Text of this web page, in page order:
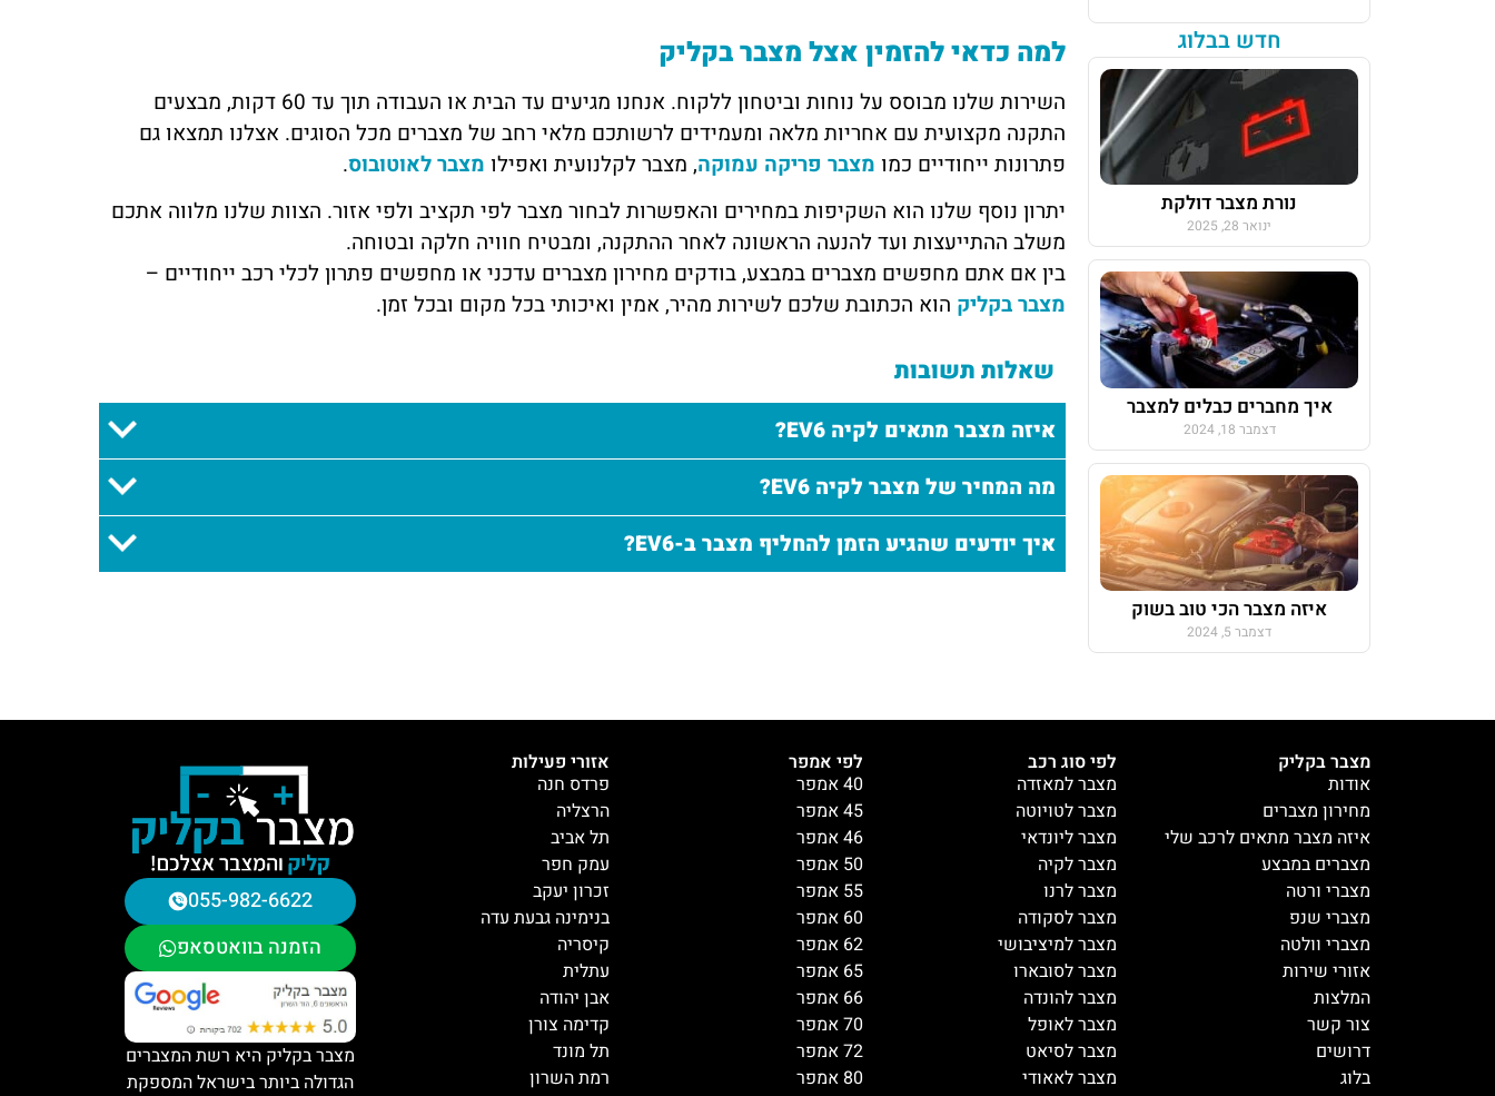
חדש בבלוג
נורת מצבר דולקת
ינואר 28, 2025
איך מחברים כבלים למצבר
דצמבר 18, 2024
איזה מצבר הכי טוב בשוק
דצמבר 5, 2024
למה כדאי להזמין אצל מצבר בקליק
השירות שלנו מבוסס על נוחות וביטחון ללקוח. אנחנו מגיעים עד הבית או העבודה תוך עד 60 דקות, מבצעים
התקנה מקצועית עם אחריות מלאה ומעמידים לרשותכם מלאי רחב של מצברים מכל הסוגים. אצלנו תמצאו גם
פתרונות ייחודיים כמו מצבר פריקה עמוקה, מצבר לקלנועית ואפילו מצבר לאוטובוס.
יתרון נוסף שלנו הוא השקיפות במחירים והאפשרות לבחור מצבר לפי תקציב ולפי אזור. הצוות שלנו מלווה אתכם
משלב ההתייעצות ועד להנעה הראשונה לאחר ההתקנה, ומבטיח חוויה חלקה ובטוחה.
בין אם אתם מחפשים מצברים במבצע, בודקים מחירון מצברים עדכני או מחפשים פתרון לכלי רכב ייחודיים –
מצבר בקליק הוא הכתובת שלכם לשירות מהיר, אמין ואיכותי בכל מקום ובכל זמן.
שאלות תשובות
איזה מצבר מתאים לקיה EV6?
מה המחיר של מצבר לקיה EV6?
איך יודעים שהגיע הזמן להחליף מצבר ב-EV6?
מצבר בקליק
אודות
מחירון מצברים
איזה מצבר מתאים לרכב שלי
מצברים במבצע
מצברי ורטה
מצברי שנפ
מצברי וולטה
אזורי שירות
המלצות
צור קשר
דרושים
בלוג
לפי סוג רכב
מצבר למאזדה
מצבר לטויוטה
מצבר ליונדאי
מצבר לקיה
מצבר לרנו
מצבר לסקודה
מצבר למיציבושי
מצבר לסובארו
מצבר להונדה
מצבר לאופל
מצבר לסיאט
מצבר לאאודי
לפי אמפר
40 אמפר
45 אמפר
46 אמפר
50 אמפר
55 אמפר
60 אמפר
62 אמפר
65 אמפר
66 אמפר
70 אמפר
72 אמפר
80 אמפר
אזורי פעילות
פרדס חנה
הרצליה
תל אביב
עמק חפר
זכרון יעקב
בנימינה גבעת עדה
קיסריה
עתלית
אבן יהודה
קדימה צורן
תל מונד
רמת השרון
055-982-6622
הזמנה בוואטסאפ
מצבר בקליק היא רשת המצברים
הגדולה ביותר בישראל המספקת